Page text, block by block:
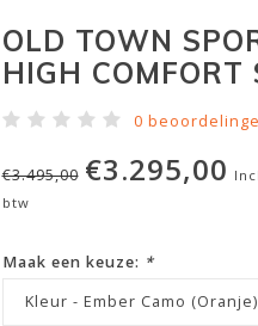
OLD TOWN
HIGH COMFORT
0
€3.495,00 €3.295,00
btw
Maak een keuze: *
Kleur - Ember Camo (Oranje)